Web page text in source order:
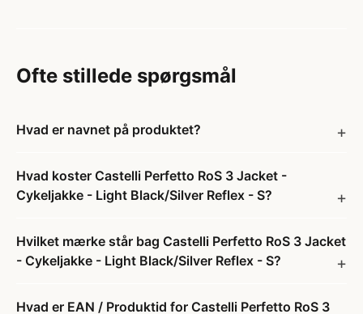
Ofte stillede spørgsmål
Hvad er navnet på produktet?
Hvad koster Castelli Perfetto RoS 3 Jacket -
Cykeljakke - Light Black/Silver Reflex - S?
Hvilket mærke står bag Castelli Perfetto RoS 3 Jacket
- Cykeljakke - Light Black/Silver Reflex - S?
Hvad er EAN / Produktid for Castelli Perfetto RoS 3